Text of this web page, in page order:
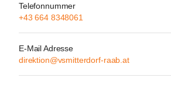
Telefonnummer
+43 664 8348061
E-Mail Adresse
direktion@vsmitterdorf-raab.at